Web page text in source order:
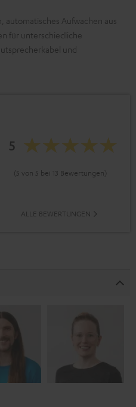
automatisches Aufwachen aus
für unterschiedliche
und
5
(5 von 5 bei 13 Bewertungen)
ALLE BEWERTUNGEN